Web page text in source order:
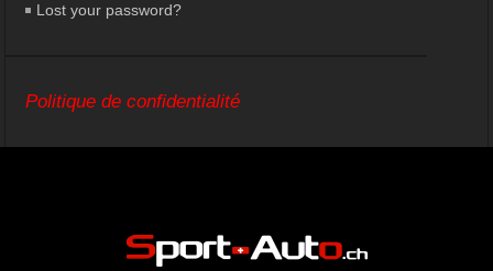
Lost your password?
Politique de confidentialité